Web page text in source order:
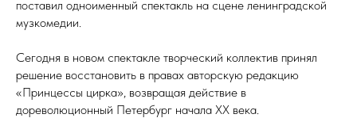
поставил одноименный спектакль на сцене ленинградской
музкомедии.
Сегодня в новом спектакле творческий коллектив принял
решение восстановить в правах авторскую редакцию
«Принцессы цирка», возвращая действие в
дореволюционный Петербург начала XX века.